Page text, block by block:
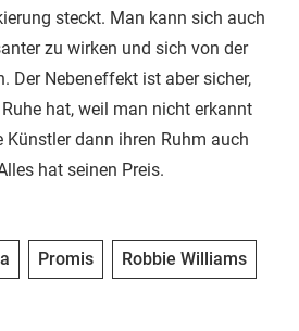
steckt. Man kann sich auch
zu wirken und sich von der
Der Nebeneffekt ist aber sicher,
hat, weil man nicht erkannt
Künstler dann ihren Ruhm auch
hat seinen Preis.
Promis Robbie Williams